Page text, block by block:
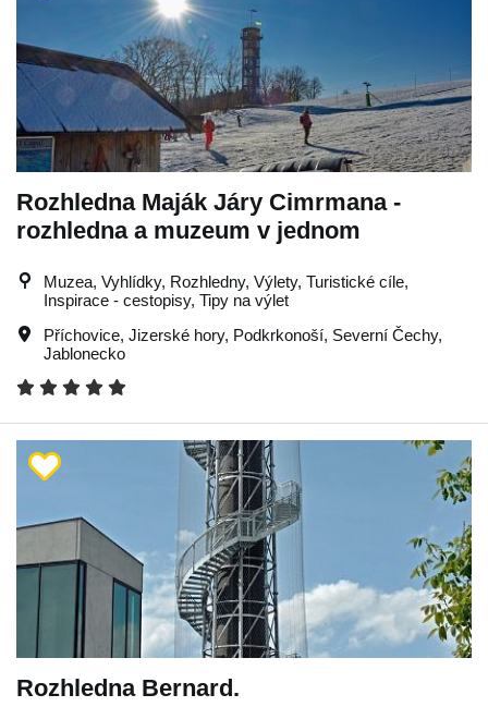
Rozhledna Maják Járy Cimrmana -
rozhledna a muzeum v jednom
Muzea, Vyhlídky, Rozhledny, Výlety, Turistické cíle,
Inspirace - cestopisy, Tipy na výlet
Příchovice, Jizerské hory, Podkrkonoší, Severní Čechy,
Jablonecko
Rozhledna Bernard.